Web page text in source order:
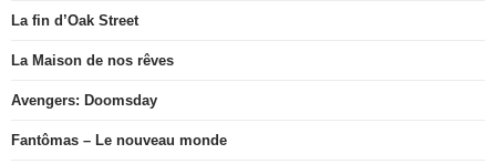
La fin d’Oak Street
La Maison de nos rêves
Avengers: Doomsday
Fantômas – Le nouveau monde